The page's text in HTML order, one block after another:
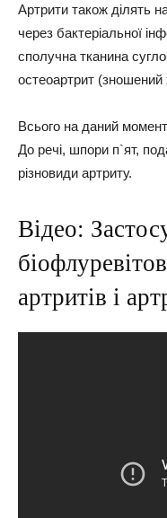
Артрити також ділять
через бактеріальної
сполучна тканина
остеоартрит
Всього на даний момент
До речі, шпори п`ят,
різновиди артриту.
Відео:
артритів і